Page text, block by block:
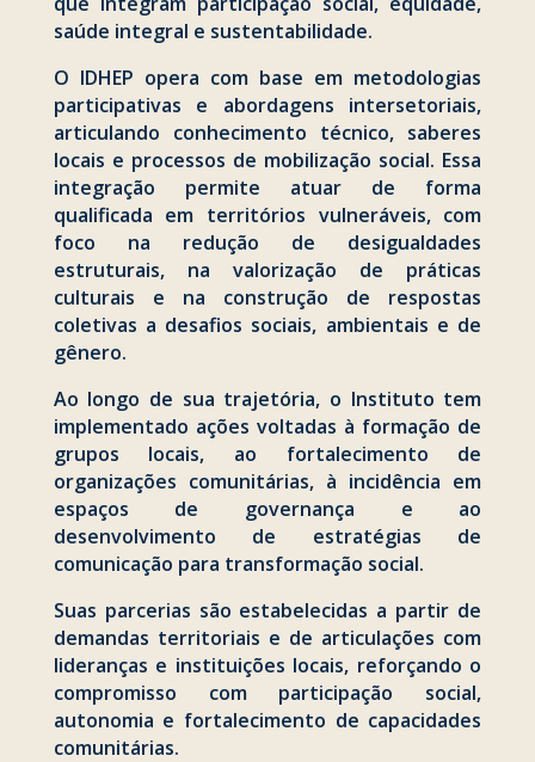
saúde integral e sustentabilidade.
O IDHEP opera com base em metodologias
participativas e abordagens intersetoriais,
articulando conhecimento técnico, saberes
locais e processos de mobilização social. Essa
integração permite atuar de forma
qualificada em territórios vulneráveis, com
foco na redução de desigualdades
estruturais, na valorização de práticas
culturais e na construção de respostas
coletivas a desafios sociais, ambientais e de
gênero.
Ao longo de sua trajetória, o Instituto tem
implementado ações voltadas à formação de
grupos locais, ao fortalecimento de
organizações comunitárias, à incidência em
espaços de governança e ao
desenvolvimento de estratégias de
comunicação para transformação social.
Suas parcerias são estabelecidas a partir de
demandas territoriais e de articulações com
lideranças e instituições locais, reforçando o
compromisso com participação social,
autonomia e fortalecimento de capacidades
comunitárias.